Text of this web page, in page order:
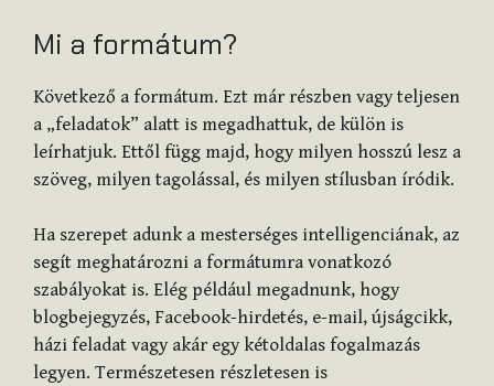
Mi a formátum?
Következő a formátum. Ezt már részben vagy teljesen
a „feladatok” alatt is megadhattuk, de külön is
leírhatjuk. Ettől függ majd, hogy milyen hosszú lesz a
szöveg, milyen tagolással, és milyen stílusban íródik.
Ha szerepet adunk a mesterséges intelligenciának, az
segít meghatározni a formátumra vonatkozó
szabályokat is. Elég például megadnunk, hogy
blogbejegyzés, Facebook-hirdetés, e-mail, újságcikk,
házi feladat vagy akár egy kétoldalas fogalmazás
legyen. Természetesen részletesen is